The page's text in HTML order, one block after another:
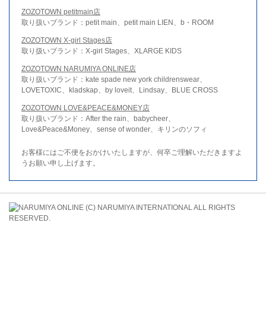
ZOZOTOWN petitmain店
取り扱いブランド：petit main、petit main LIEN、b・ROOM
ZOZOTOWN X-girl Stages店
取り扱いブランド：X-girl Stages、XLARGE KIDS
ZOZOTOWN NARUMIYA ONLINE店
取り扱いブランド：kate spade new york childrenswear、
LOVETOXIC、kladskap、by loveit、Lindsay、BLUE CROSS
ZOZOTOWN LOVE&PEACE&MONEY店
取り扱いブランド：After the rain、babycheer、
Love&Peace&Money、sense of wonder、キリンのソフィ
お客様にはご不便をおかけいたしますが、何卒ご理解いただきますよ
うお願い申し上げます。